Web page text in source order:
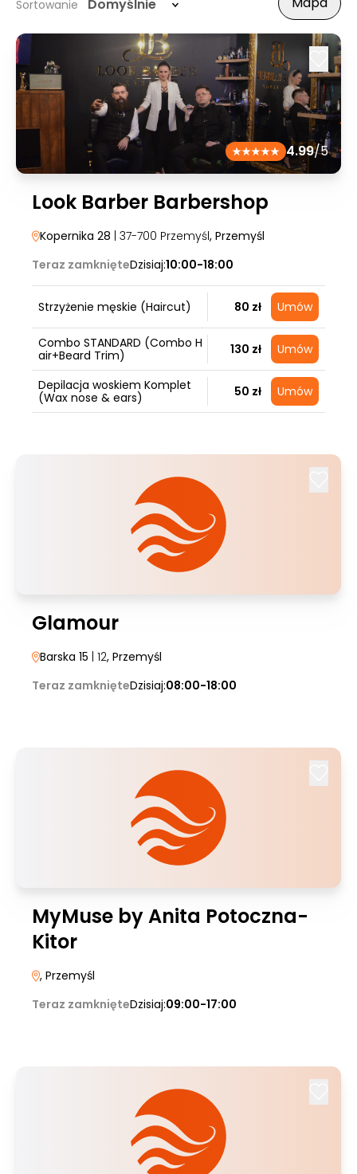
Sortowanie Domyślnie
4.99/5
Look Barber Barbershop
Kopernika 28 | 37-700 Przemyśl, Przemyśl
Teraz zamknięteDzisiaj:10:00-18:00
Strzyżenie męskie (Haircut) 80 zł Umów
Combo STANDARD (Combo H
air+Beard Trim)
130 zł Umów
Depilacja woskiem Komplet
(Wax nose & ears)
50 zł Umów
Glamour
Barska 15 | 12, Przemyśl
Teraz zamknięteDzisiaj:08:00-18:00
MyMuse by Anita Potoczna-
Kitor
, Przemyśl
Teraz zamknięteDzisiaj:09:00-17:00